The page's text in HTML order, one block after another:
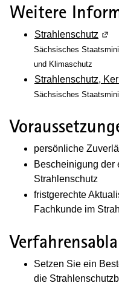
Weitere
Strahlenschutz
Sächsisches
und Klimaschutz
Strahlenschutz,
Sächsisches
persönliche
Bescheinigung der
Strahlenschutz
fristgerechte
Fachkunde im
Setzen Sie ein
die